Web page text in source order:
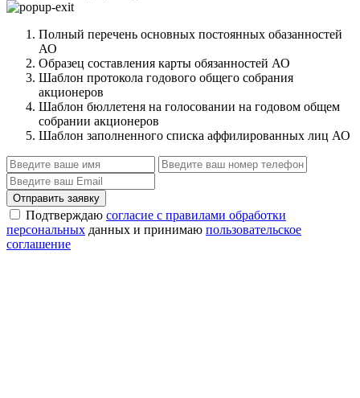
Полный перечень основных постоянных обазанностей
АО
Образец составления карты обязанностей АО
Шаблон протокола годового общего собрания
акционеров
Шаблон бюллетеня на голосовании на годовом общем
собрании акционеров
Шаблон заполненного списка аффилированных лиц АО
Отправить заявку
Подтверждаю согласие с правилами обработки
персональных данных и принимаю пользовательское
соглашение